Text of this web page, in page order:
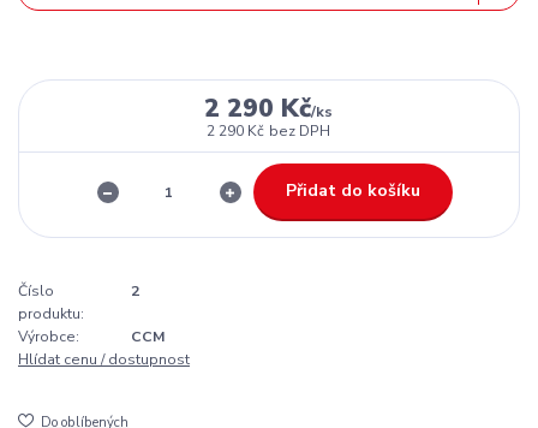
2 290 Kč/ks
2 290 Kč bez DPH
Přidat do košíku
Číslo
produktu:
2
Výrobce:
CCM
Hlídat cenu / dostupnost
Do oblíbených